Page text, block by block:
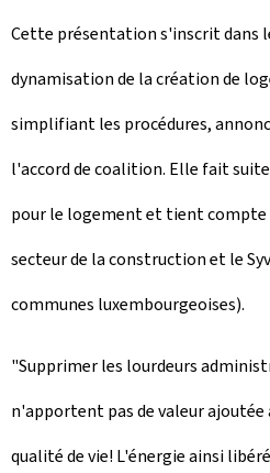
Cette présentation s'inscrit dans
dynamisation de la création de
simplifiant les procédures,
l'accord de coalition. Elle fait
pour le logement et tient compte
secteur de la construction et le
communes luxembourgeoises).
"Supprimer les lourdeurs
n'apportent pas de valeur
qualité de vie! L'énergie ainsi